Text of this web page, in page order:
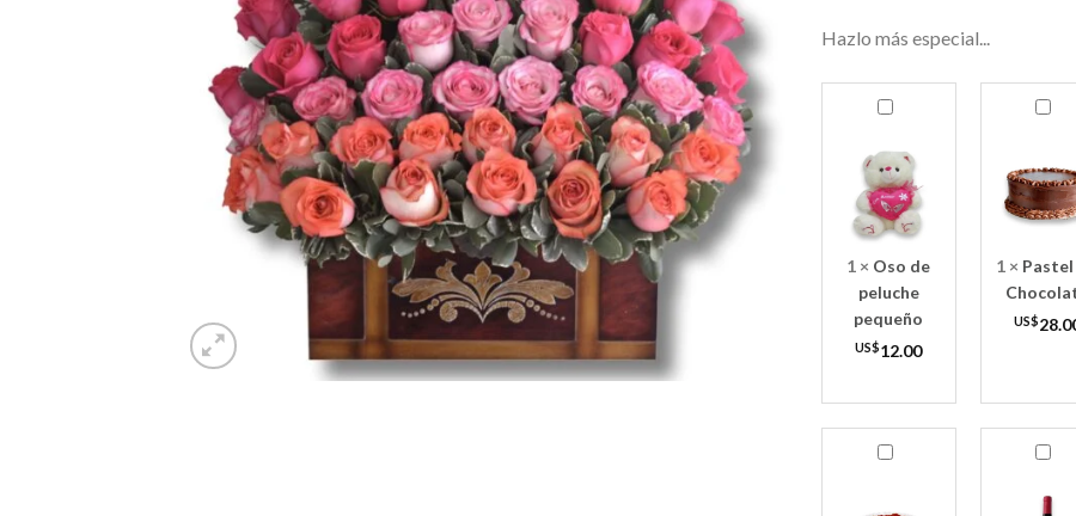
Hazlo más especial...
peluche
pequeño
1 × Oso de
peluche
pequeño
US$12.00
Pastel
1 ×
US$
Pastel